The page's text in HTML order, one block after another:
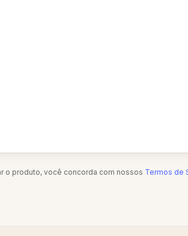
o produto, você concorda com nossos Termos de